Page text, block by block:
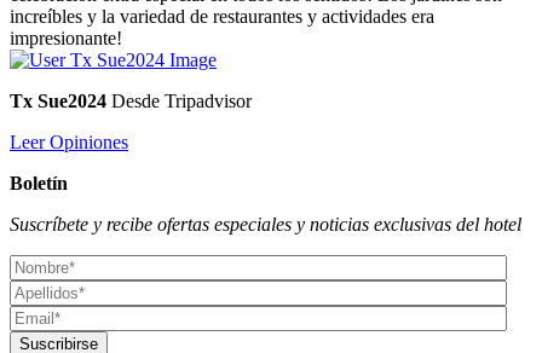
increíbles y la variedad de restaurantes y actividades era
impresionante!
Tx Sue2024 Desde Tripadvisor
Leer Opiniones
Boletín
Suscríbete y recibe ofertas especiales y noticias exclusivas del hotel